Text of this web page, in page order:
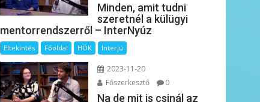
Minden, amit tudni
szeretnél a külügyi
mentorrendszerről – InterNyúz
Eltekintés Főoldal HÖK Interjú
2023-11-20
Főszerkesztő
0
Na de mit is csinál az